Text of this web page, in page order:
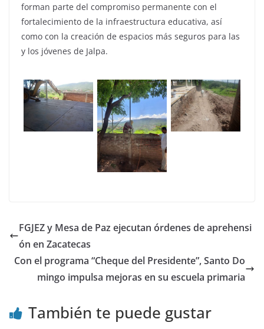
forman parte del compromiso permanente con el
fortalecimiento de la infraestructura educativa, así
como con la creación de espacios más seguros para las
y los jóvenes de Jalpa.
FGJEZ y Mesa de Paz ejecutan órdenes de aprehensi
ón en Zacatecas
Con el programa “Cheque del Presidente”, Santo Do
mingo impulsa mejoras en su escuela primaria
También te puede gustar